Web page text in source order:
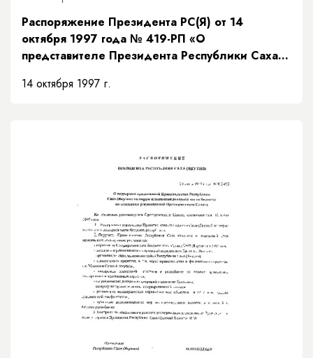
Распоряжение Президента РС(Я) от 14
октября 1997 года № 419-РП «О
представителе Президента Республики Саха
14 октября 1997 г.